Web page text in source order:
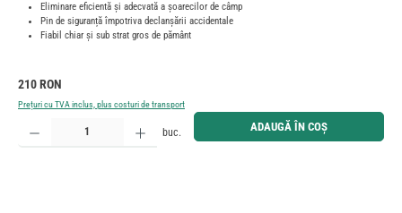
Eliminare eficientă și adecvată a șoarecilor de câmp
Pin de siguranță împotriva declanșării accidentale
Fiabil chiar și sub strat gros de pământ
Preț obișnuit:
210 RON
Prețuri cu TVA inclus, plus costuri de transport
Cantitate produs: Introduceți cantitatea dorită sau utilizați butoanele pentru a mări sau micșora
buc. ADAUGĂ ÎN COȘ